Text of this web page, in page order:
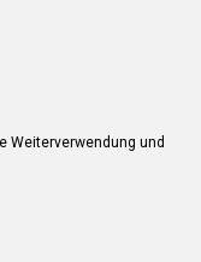
Weiterverwendung und